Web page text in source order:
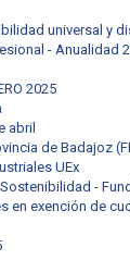
universal y
- Anualidad
2025
abril
de Badajoz
UEx
-
exención de